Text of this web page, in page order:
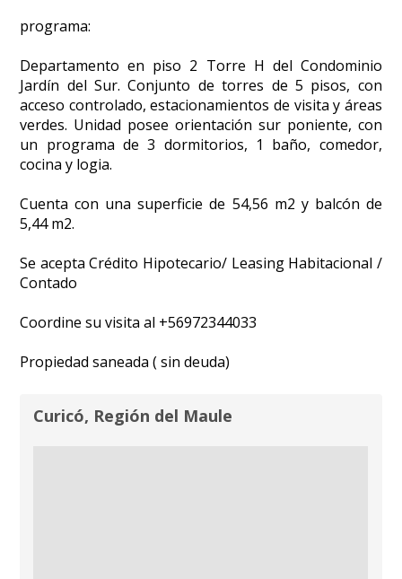
programa:
Departamento en piso 2 Torre H del Condominio
Jardín del Sur. Conjunto de torres de 5 pisos, con
acceso controlado, estacionamientos de visita y áreas
verdes. Unidad posee orientación sur poniente, con
un programa de 3 dormitorios, 1 baño, comedor,
cocina y logia.
Cuenta con una superficie de 54,56 m2 y balcón de
5,44 m2.
Se acepta Crédito Hipotecario/ Leasing Habitacional /
Contado
Coordine su visita al +56972344033
Propiedad saneada ( sin deuda)
Curicó, Región del Maule